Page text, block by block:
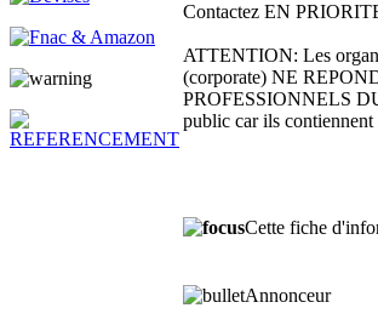
Contactez EN
ATTENTION: Les
(corporate) NE
PROFESSIONNELS DU
public car ils contiennent
Cette fiche
Annonceur